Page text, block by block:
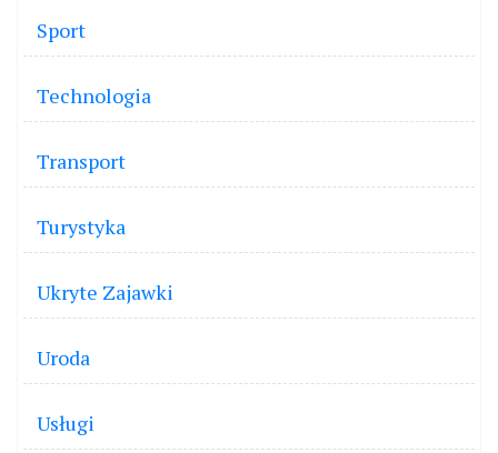
Sport
Technologia
Transport
Turystyka
Ukryte Zajawki
Uroda
Usługi